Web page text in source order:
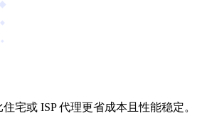
宅或 ISP 代理更省成本且性能稳定。